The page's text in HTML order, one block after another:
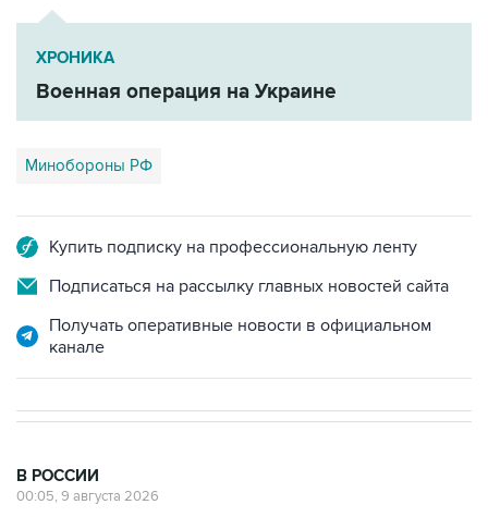
ХРОНИКА
Военная операция на Украине
Минобороны РФ
Купить подписку на профессиональную ленту
Подписаться на рассылку главных новостей сайта
Получать оперативные новости в официальном
канале
В РОССИИ
00:05, 9 августа 2026